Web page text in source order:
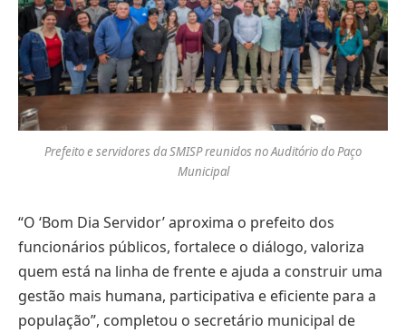
Prefeito e servidores da SMISP reunidos no Auditório do Paço
Municipal
“O ‘Bom Dia Servidor’ aproxima o prefeito dos
funcionários públicos, fortalece o diálogo, valoriza
quem está na linha de frente e ajuda a construir uma
gestão mais humana, participativa e eficiente para a
população”, completou o secretário municipal de